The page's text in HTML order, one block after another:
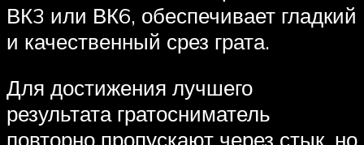
ВК3 или ВК6, обеспечивает гладкий
и качественный срез грата.
Для достижения лучшего
результата гратосниматель
повторно пропускают через стык, но